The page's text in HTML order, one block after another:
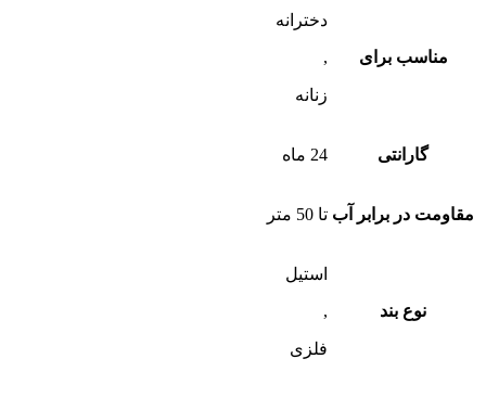
مناسب برای
دخترانه
,
زنانه
گارانتی 24 ماه
مقاومت در برابر آب تا 50 متر
نوع بند
استیل
,
فلزی